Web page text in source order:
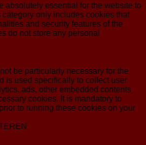
absolutely essential for the website to
only includes cookies that
and security features of the
do not store any personal
be particularly necessary for the
is used specifically to collect user
ads, other embedded contents
cookies. It is mandatory to
to running these cookies on your